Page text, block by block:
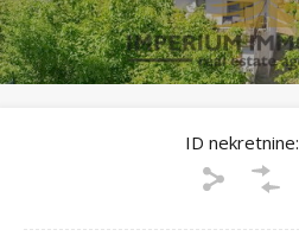
ID nekretnine: